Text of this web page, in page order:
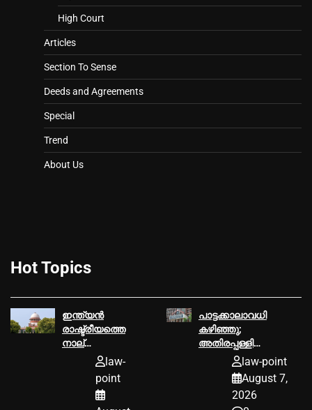
High Court
Articles
Section To Sense
Deeds and Agreements
Special
Trend
About Us
Hot Topics
ഇന്ത്യൻ
രാഷ്ട്രീയത്തെ
നാല്
പതിറ്റാണ്ടോളം
ബോഫോഴ്‌സ്
തോക്ക് ഇടപാട്
law-
point
പാട്ടക്കാലാവധി
കഴിഞ്ഞു;
അതിരപ്പള്ളി
വനമേഖലയില്‍
നടത്താനാകില്ലെന്ന്
ഹൈക്കോടതി
law-point
August 7,
2026